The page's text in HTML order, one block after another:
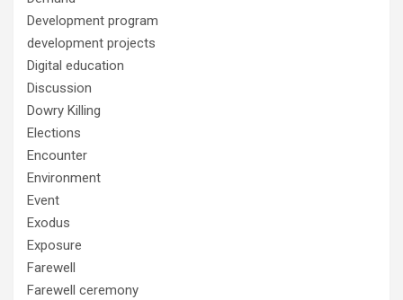
Development program
development projects
Digital education
Discussion
Dowry Killing
Elections
Encounter
Environment
Event
Exodus
Exposure
Farewell
Farewell ceremony